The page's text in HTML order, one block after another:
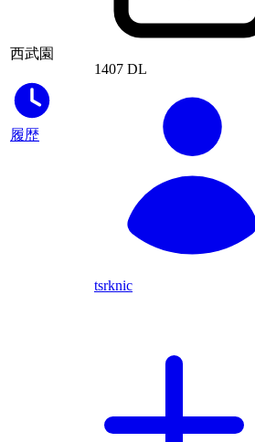
西武園
履歴
1407 DL
tsrknic